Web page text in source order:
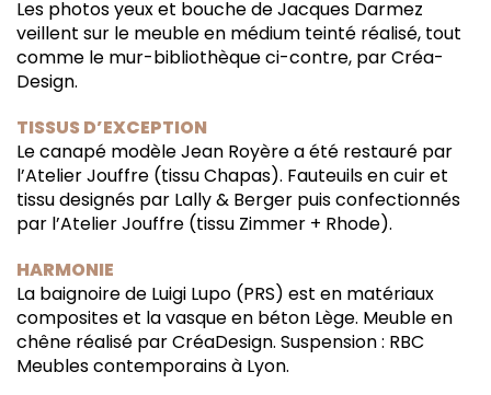
Les photos yeux et bouche de Jacques Darmez
veillent sur le meuble en médium teinté réalisé, tout
comme le mur-bibliothèque ci-contre, par Créa-
Design.
TISSUS D’EXCEPTION
Le canapé modèle Jean Royère a été restauré par
l’Atelier Jouffre (tissu Chapas). Fauteuils en cuir et
tissu designés par Lally & Berger puis confectionnés
par l’Atelier Jouffre (tissu Zimmer + Rhode).
HARMONIE
La baignoire de Luigi Lupo (PRS) est en matériaux
composites et la vasque en béton Lège. Meuble en
chêne réalisé par CréaDesign. Suspension : RBC
Meubles contemporains à Lyon.